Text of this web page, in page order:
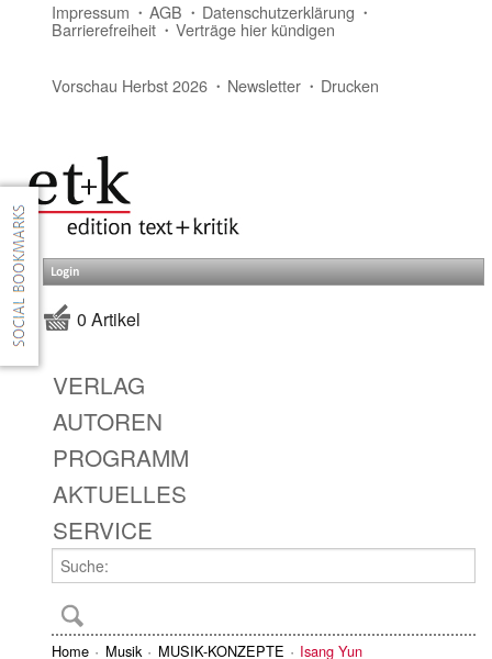
Impressum AGB Datenschutzerklärung
Barrierefreiheit Verträge hier kündigen
Vorschau Herbst 2026 Newsletter Drucken
Login
0 Artikel
VERLAG
AUTOREN
PROGRAMM
AKTUELLES
SERVICE
Home Musik MUSIK-KONZEPTE Isang Yun